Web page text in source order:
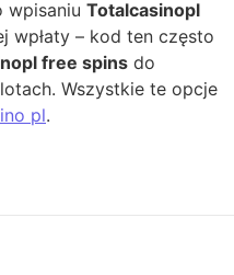
wpisaniu Totalcasinopl
wpłaty – kod ten często
free spins do
Wszystkie te opcje
pl.